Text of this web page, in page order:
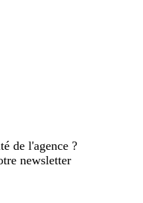
de l'agence ?
newsletter